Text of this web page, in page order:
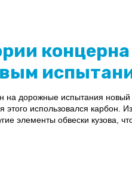
концерна
на дорожные испытания
этого использовался карбон.
элементы обвески кузова,